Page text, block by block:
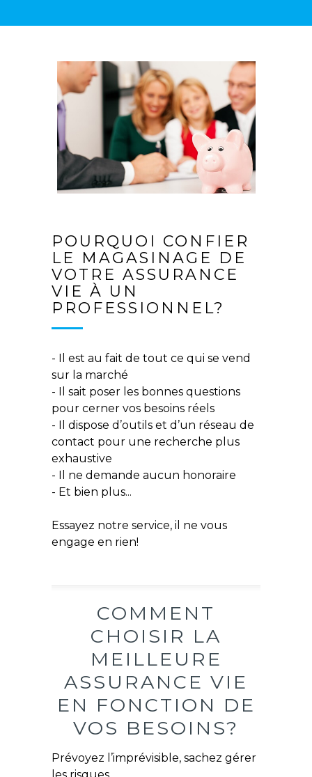
POURQUOI CONFIER
LE MAGASINAGE DE
VOTRE ASSURANCE
VIE À UN
PROFESSIONNEL?
- Il est au fait de tout ce qui se vend
sur la marché
- Il sait poser les bonnes questions
pour cerner vos besoins réels
- Il dispose d’outils et d’un réseau de
contact pour une recherche plus
exhaustive
- Il ne demande aucun honoraire
- Et bien plus...
Essayez notre service, il ne vous
engage en rien!
COMMENT
CHOISIR LA
MEILLEURE
ASSURANCE VIE
EN FONCTION DE
VOS BESOINS?
Prévoyez l’imprévisible, sachez gérer